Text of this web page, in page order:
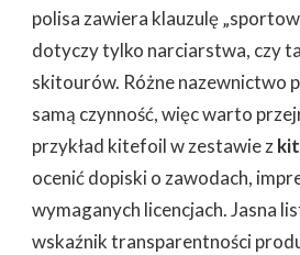
polisa zawiera klauzulę
dotyczy tylko narciarstwa, czy
skitourów. Różne nazewnictwo
samą czynność, więc warto
przykład kitefoil w zestawie z
ocenić dopiski o zawodach,
wymaganych licencjach. Jasna
wskaźnik transparentności